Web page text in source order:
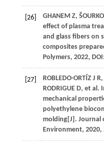
[26] GHANEM Z,
effect of plasma
and glass fibers on
composites
Polymers, 2022, DOI:
[27] ROBLEDO-ORTÍZ J R,
RODRIGUE D, et al.
mechanical
polyethylene
molding[J]. Journal
Environment, 2020,